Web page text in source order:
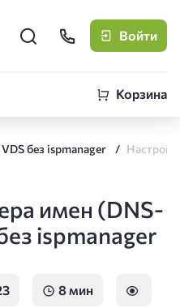
Войти
Корзина
без ispmanager
имен (DNS-
ispmanager
8 мин